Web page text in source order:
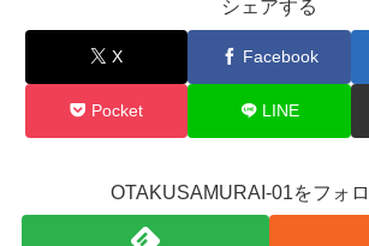
シェアする
X Facebook
Pocket LINE
OTAKUSAMURAI-01をフォ